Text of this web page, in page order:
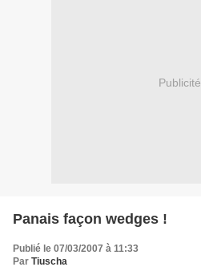
Publicité
Panais façon wedges !
Publié le 07/03/2007 à 11:33
Par Tiuscha